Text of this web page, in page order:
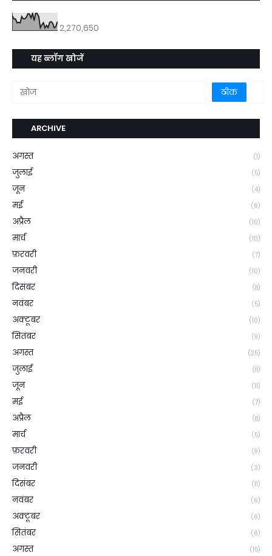
2,270,650
यह ब्लॉग खोजें
ARCHIVE
अगस्त (1)
जुलाई (5)
जून (4)
मई (6)
अप्रैल (10)
मार्च (10)
फ़रवरी (7)
जनवरी (10)
दिसंबर (8)
नवंबर (5)
अक्टूबर (10)
सितंबर (9)
अगस्त (25)
जुलाई (8)
जून (11)
मई (7)
अप्रैल (8)
मार्च (5)
फ़रवरी (9)
जनवरी (3)
दिसंबर (11)
नवंबर (6)
अक्टूबर (6)
सितंबर (6)
अगस्त (15)